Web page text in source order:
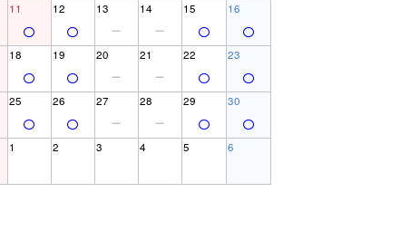
11 12 13 14 15 16
18 19 20 21 22 23
25 26 27 28 29 30
1 2 3 4 5 6